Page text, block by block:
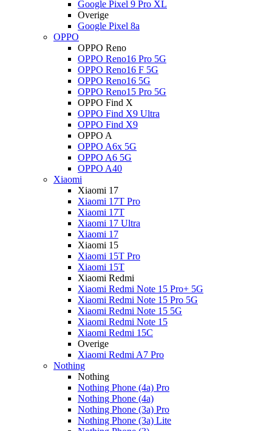
Google Pixel 9 Pro XL
Overige
Google Pixel 8a
OPPO
OPPO Reno
OPPO Reno16 Pro 5G
OPPO Reno16 F 5G
OPPO Reno16 5G
OPPO Reno15 Pro 5G
OPPO Find X
OPPO Find X9 Ultra
OPPO Find X9
OPPO A
OPPO A6x 5G
OPPO A6 5G
OPPO A40
Xiaomi
Xiaomi 17
Xiaomi 17T Pro
Xiaomi 17T
Xiaomi 17 Ultra
Xiaomi 17
Xiaomi 15
Xiaomi 15T Pro
Xiaomi 15T
Xiaomi Redmi
Xiaomi Redmi Note 15 Pro+ 5G
Xiaomi Redmi Note 15 Pro 5G
Xiaomi Redmi Note 15 5G
Xiaomi Redmi Note 15
Xiaomi Redmi 15C
Overige
Xiaomi Redmi A7 Pro
Nothing
Nothing
Nothing Phone (4a) Pro
Nothing Phone (4a)
Nothing Phone (3a) Pro
Nothing Phone (3a) Lite